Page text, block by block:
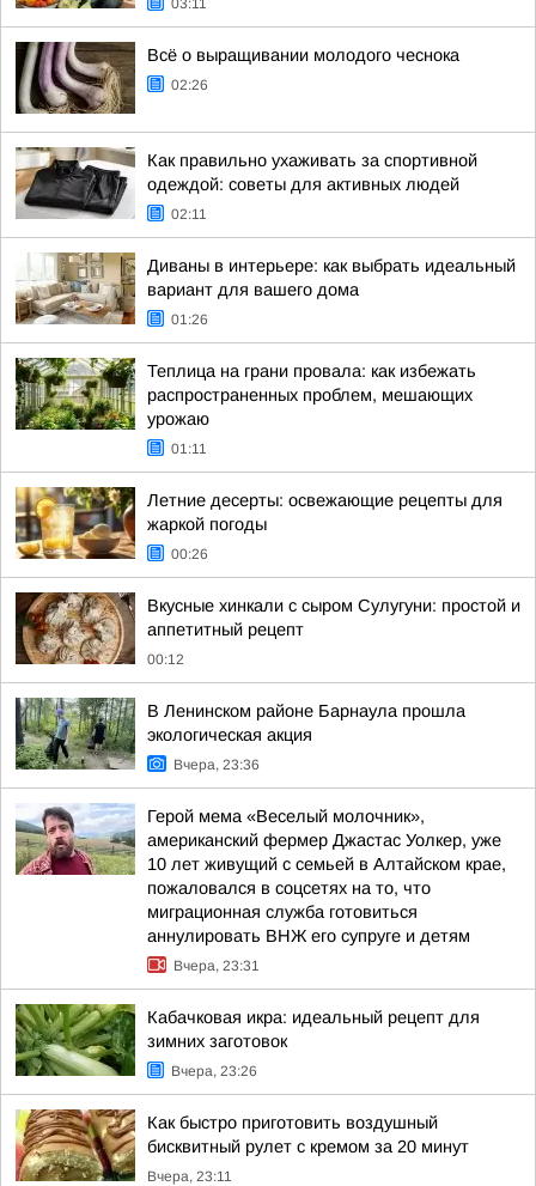
03:11
Всё о выращивании молодого чеснока
02:26
Как правильно ухаживать за спортивной
одеждой: советы для активных людей
02:11
Диваны в интерьере: как выбрать идеальный
вариант для вашего дома
01:26
Теплица на грани провала: как избежать
распространенных проблем, мешающих
урожаю
01:11
Летние десерты: освежающие рецепты для
жаркой погоды
00:26
Вкусные хинкали с сыром Сулугуни: простой и
аппетитный рецепт
00:12
В Ленинском районе Барнаула прошла
экологическая акция
Вчера, 23:36
Герой мема «Веселый молочник»,
американский фермер Джастас Уолкер, уже
10 лет живущий с семьей в Алтайском крае,
пожаловался в соцсетях на то, что
миграционная служба готовиться
аннулировать ВНЖ его супруге и детям
Вчера, 23:31
Кабачковая икра: идеальный рецепт для
зимних заготовок
Вчера, 23:26
Как быстро приготовить воздушный
бисквитный рулет с кремом за 20 минут
Вчера, 23:11